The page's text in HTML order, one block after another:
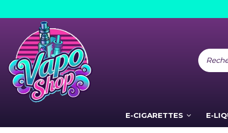
E-CIGARETTES E-